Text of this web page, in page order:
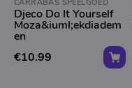
CARRABAS SPEELGOED
Djeco Do It Yourself
Moza&iuml;ekdiadem
en
€10.99